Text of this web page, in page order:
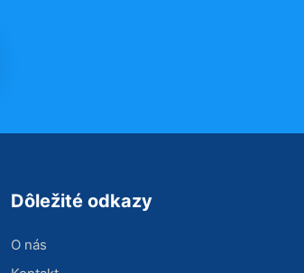
Dôležité odkazy
O nás